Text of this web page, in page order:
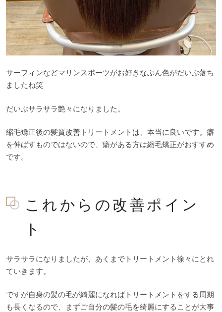
サーフィンなどマリンスポーツがお好きなぶん色がだいぶ落ち
ましたね笑
だいぶサラサラ艶々になりました。
縮毛矯正後の髪質改善トリートメントは、本当に良いです。癖
を伸ばすものではないので、癖がある方は縮毛矯正がおすすめ
です。
これからの改善ポイン
ト
サラサラになりましたが、あくまでトリートメント徐々にとれ
ていきます。
ですが自身の髪の毛が綺麗になればトリートメントをする周期
も長くなるので、まずご自分の髪の毛を綺麗にすることが大事